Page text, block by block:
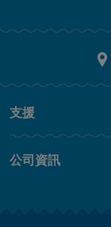
支援
常見問題解答
公司資訊